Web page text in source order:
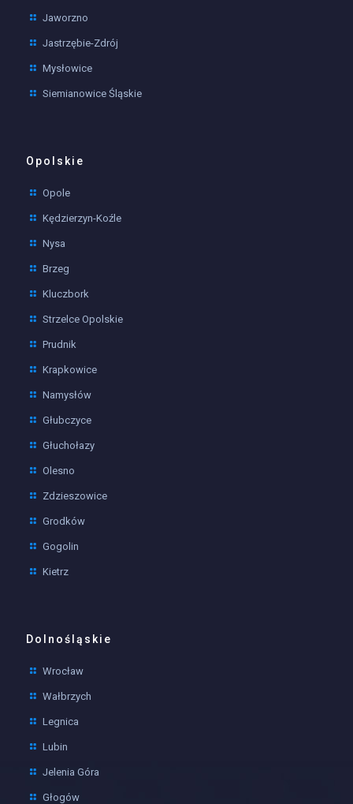
Jaworzno
Jastrzębie-Zdrój
Mysłowice
Siemianowice Śląskie
Opolskie
Opole
Kędzierzyn-Koźle
Nysa
Brzeg
Kluczbork
Strzelce Opolskie
Prudnik
Krapkowice
Namysłów
Głubczyce
Głuchołazy
Olesno
Zdzieszowice
Grodków
Gogolin
Kietrz
Dolnośląskie
Wrocław
Wałbrzych
Legnica
Lubin
Jelenia Góra
Głogów